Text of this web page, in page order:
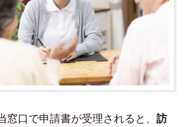
窓口で申請書が受理されると、 訪